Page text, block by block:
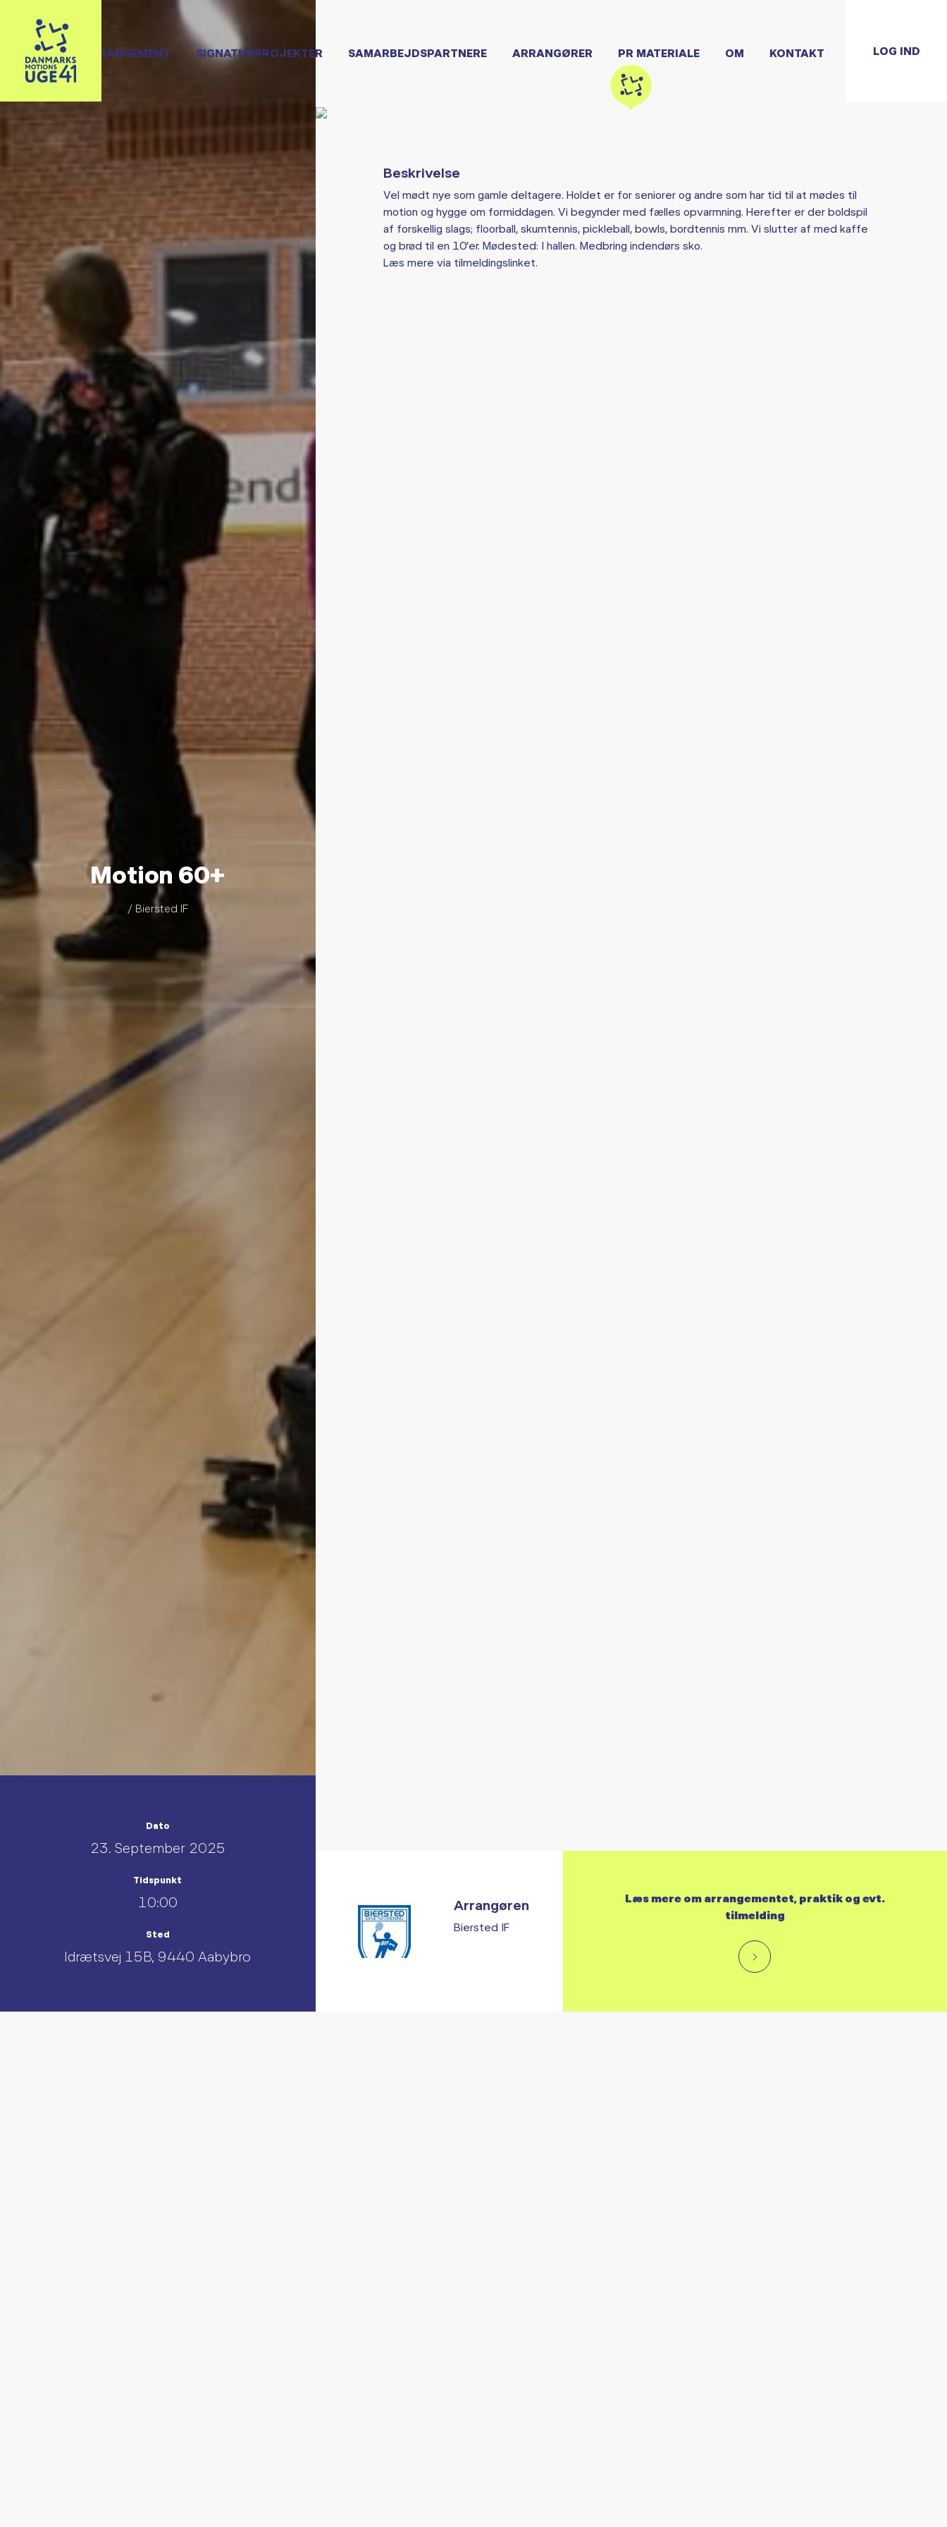
OPRET ARRANGEMENT SIGNATURPROJEKTER SAMARBEJDSPARTNERE ARRANGØRER PR MATERIALE OM KONTAKT LOG IND
Motion 60+
/ Biersted IF
Dato
23. September 2025
Tidspunkt
10:00
Sted
Idrætsvej 15B, 9440 Aabybro
Beskrivelse
Vel mødt nye som gamle deltagere. Holdet er for seniorer og andre som har tid til at mødes til
motion og hygge om formiddagen. Vi begynder med fælles opvarmning. Herefter er der boldspil
af forskellig slags; floorball, skumtennis, pickleball, bowls, bordtennis mm. Vi slutter af med kaffe
og brød til en 10'er. Mødested: I hallen. Medbring indendørs sko.
Læs mere via tilmeldingslinket.
Arrangøren
Biersted IF
Læs mere om arrangementet, praktik og evt.
tilmelding